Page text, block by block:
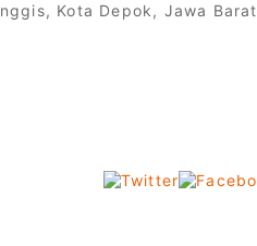
Kota Depok, Jawa Barat